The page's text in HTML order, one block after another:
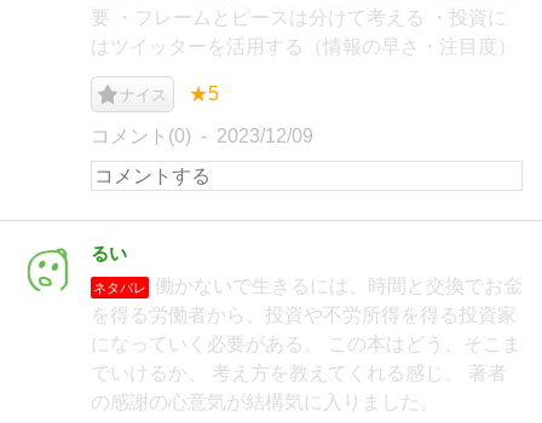
要 ・フレームとピースは分けて考える ・投資に
はツイッターを活用する（情報の早さ・注目度）
ナイス ★5
コメント(0) 2023/12/09
るい
ネタバレ
働かないで生きるには、時間と交換でお金
を得る労働者から、投資や不労所得を得る投資家
になっていく必要がある。 この本はどう、そこま
でいけるか、 考え方を教えてくれる感じ。 著者
の感謝の心意気が結構気に入りました。